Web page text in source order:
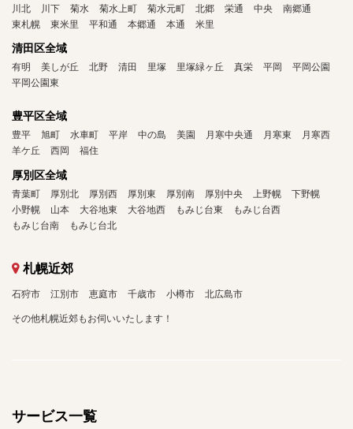
川北 川下 菊水 菊水上町 菊水元町 北郷 栄通 中央
南郷通
東札幌
東米里 平和通 本郷通 本通 米里
清田区全域
有明 美しが丘 北野 清田 里塚 里塚緑ヶ丘 真栄 平岡
平岡公園
平岡公園東
豊平区全域
豊平 旭町 水車町 平岸 中の島 美園 月寒中央通 月寒東
月寒西
羊ケ丘
西岡 福住
厚別区全域
青葉町 厚別北 厚別西 厚別東 厚別南 厚別中央 上野幌
下野幌
小野幌
山本 大谷地東 大谷地西 もみじ台東
もみじ台西
もみじ台南
もみじ台北
札幌近郊
石狩市 江別市 恵庭市 千歳市 小樽市 北広島市
その他札幌近郊もお伺いいたします！
サービス一覧